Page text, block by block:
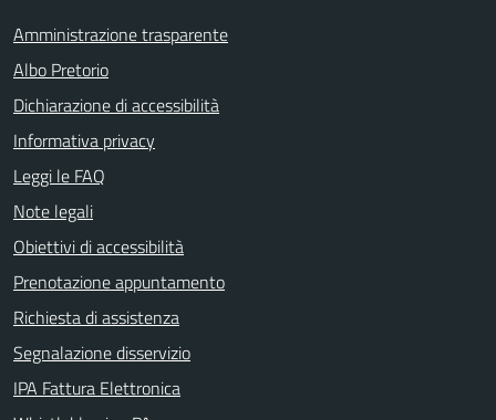
Amministrazione trasparente
Albo Pretorio
Dichiarazione di accessibilità
Informativa privacy
Leggi le FAQ
Note legali
Obiettivi di accessibilità
Prenotazione appuntamento
Richiesta di assistenza
Segnalazione disservizio
IPA Fattura Elettronica